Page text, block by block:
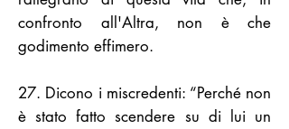
confronto all'Altra, non è che
godimento effimero.
27. Dicono i miscredenti: “Perché non
è stato fatto scendere su di lui un